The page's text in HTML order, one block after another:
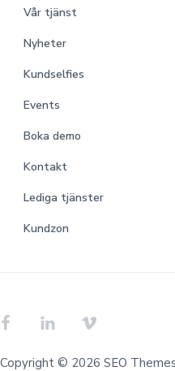
Vår tjänst
Nyheter
Kundselfies
Events
Boka demo
Kontakt
Lediga tjänster
Kundzon
Copyright © 2026 SEO